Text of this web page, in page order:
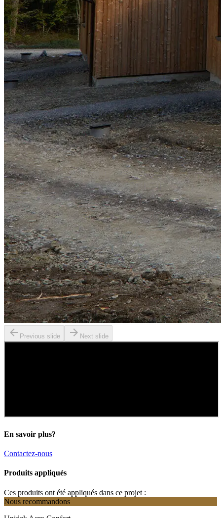
Previous slide Next slide
En savoir plus?
Contactez-nous
Produits appliqués
Ces produits ont été appliqués dans ce projet :
Nous recommandons